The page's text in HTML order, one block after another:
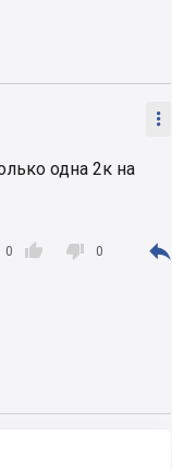

одна 2к на

0  0 